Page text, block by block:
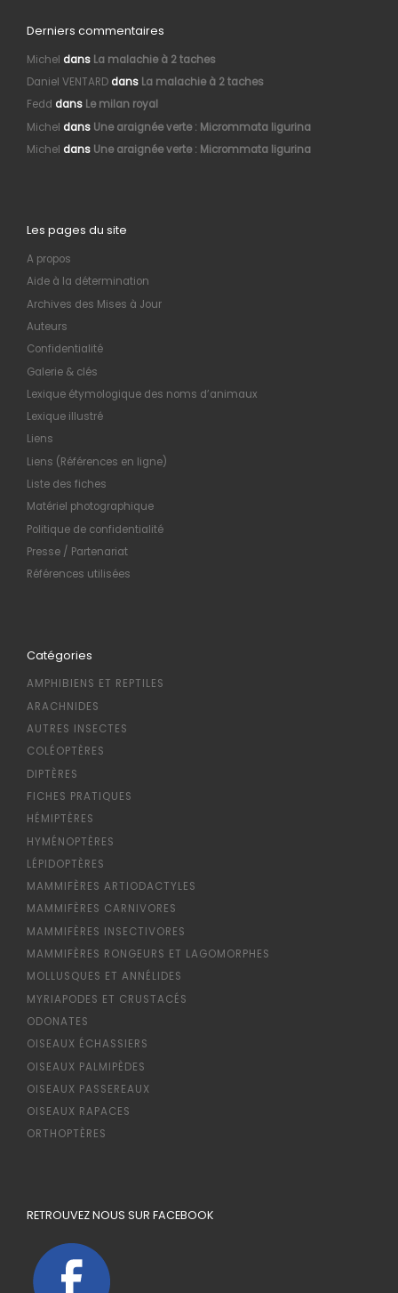
Derniers commentaires
Michel dans La malachie à 2 taches
Daniel VENTARDdans La malachie à 2 taches
Fedd dans Le milan royal
Michel dans Une araignée verte : Micrommata ligurina
Michel dans Une araignée verte : Micrommata ligurina
Les pages du site
A propos
Aide à la détermination
Archives des Mises à Jour
Auteurs
Confidentialité
Galerie & clés
Lexique étymologique des noms d’animaux
Lexique illustré
Liens
Liens (Références en ligne)
Liste des fiches
Matériel photographique
Politique de confidentialité
Presse / Partenariat
Références utilisées
Catégories
AMPHIBIENS ET REPTILES
ARACHNIDES
AUTRES INSECTES
COLÉOPTÈRES
DIPTÈRES
FICHES PRATIQUES
HÉMIPTÈRES
HYMÉNOPTÈRES
LÉPIDOPTÈRES
MAMMIFÈRES ARTIODACTYLES
MAMMIFÈRES CARNIVORES
MAMMIFÈRES INSECTIVORES
MAMMIFÈRES RONGEURS ET LAGOMORPHES
MOLLUSQUES ET ANNÉLIDES
MYRIAPODES ET CRUSTACÉS
ODONATES
OISEAUX ÉCHASSIERS
OISEAUX PALMIPÈDES
OISEAUX PASSEREAUX
OISEAUX RAPACES
ORTHOPTÈRES
RETROUVEZ NOUS SUR FACEBOOK